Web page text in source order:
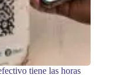
tiene las horas